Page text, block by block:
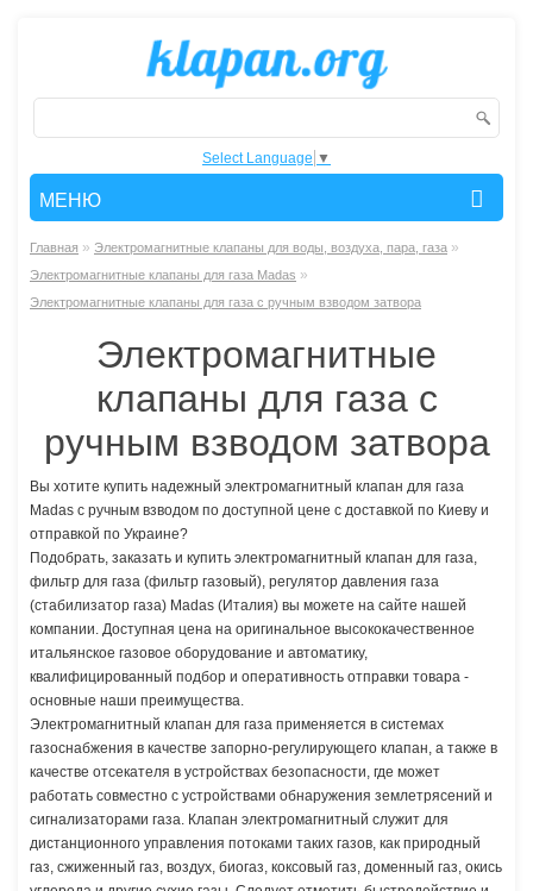
Select Language ▼
МЕНЮ
Главная » Электромагнитные клапаны для воды, воздуха, пара, газа »
Электромагнитные клапаны для газа Madas »
Электромагнитные клапаны для газа с ручным взводом затвора
Электромагнитные
клапаны для газа с
ручным взводом затвора
Вы хотите купить надежный электромагнитный клапан для газа
Madas с ручным взводом по доступной цене с доставкой по Киеву и
отправкой по Украине?
Подобрать, заказать и купить электромагнитный клапан для газа,
фильтр для газа (фильтр газовый), регулятор давления газа
(стабилизатор газа) Madas (Италия) вы можете на сайте нашей
компании. Доступная цена на оригинальное высококачественное
итальянское газовое оборудование и автоматику,
квалифицированный подбор и оперативность отправки товара -
основные наши преимущества.
Электромагнитный клапан для газа применяется в системах
газоснабжения в качестве запорно-регулирующего клапан, а также в
качестве отсекателя в устройствах безопасности, где может
работать совместно с устройствами обнаружения землетрясений и
сигнализаторами газа. Клапан электромагнитный служит для
дистанционного управления потоками таких газов, как природный
газ, сжиженный газ, воздух, биогаз, коксовый газ, доменный газ, окись